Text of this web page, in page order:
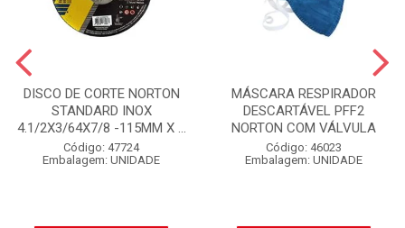
DISCO DE CORTE NORTON
STANDARD INOX
4.1/2X3/64X7/8 -115MM X ...
Código: 47724
Embalagem: UNIDADE
MÁSCARA RESPIRADOR
DESCARTÁVEL PFF2
NORTON COM VÁLVULA
Código: 46023
Embalagem: UNIDADE